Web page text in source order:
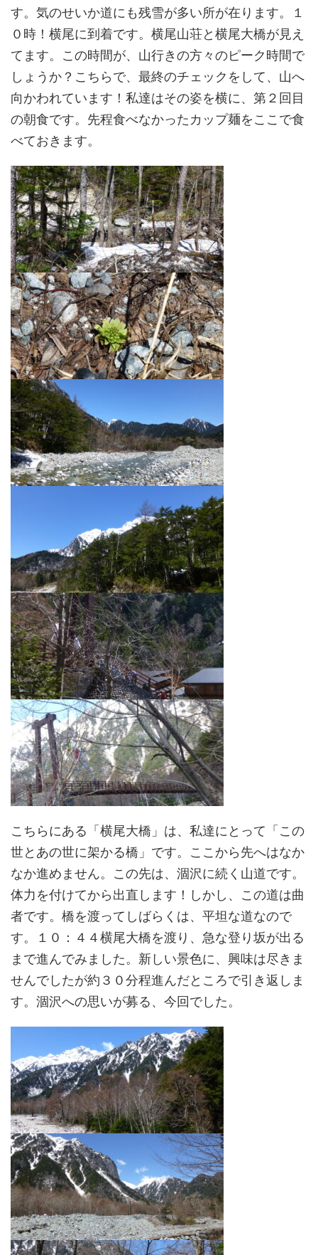
す。気のせいか道にも残雪が多い所が在ります。１
０時！横尾に到着です。横尾山荘と横尾大橋が見え
てます。この時間が、山行きの方々のピーク時間で
しょうか？こちらで、最終のチェックをして、山へ
向かわれています！私達はその姿を横に、第２回目
の朝食です。先程食べなかったカップ麺をここで食
べておきます。
こちらにある「横尾大橋」は、私達にとって「この
世とあの世に架かる橋」です。ここから先へはなか
なか進めません。この先は、涸沢に続く山道です。
体力を付けてから出直します！しかし、この道は曲
者です。橋を渡ってしばらくは、平坦な道なので
す。１０：４４横尾大橋を渡り、急な登り坂が出る
まで進んでみました。新しい景色に、興味は尽きま
せんでしたが約３０分程進んだところで引き返しま
す。涸沢への思いが募る、今回でした。